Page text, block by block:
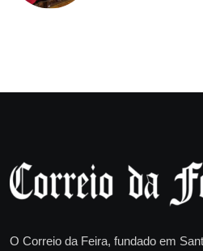
O Correio da Feira, fundado em